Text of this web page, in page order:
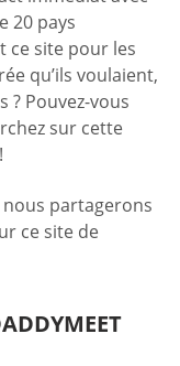
20 pays
ce site pour les
qu’ils voulaient,
Pouvez-vous
sur cette
partagerons
ce site de